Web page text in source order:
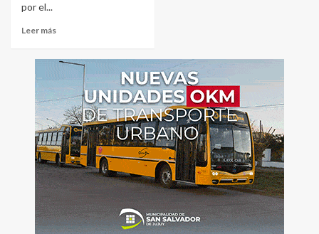
por el...
Leer más